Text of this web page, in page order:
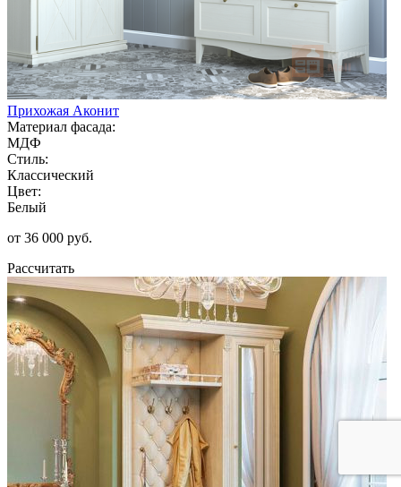
Прихожая Аконит
Материал фасада:
МДФ
Стиль:
Классический
Цвет:
Белый
от 36 000 руб.
Рассчитать